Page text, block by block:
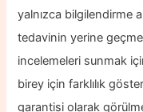
yalnızca bilgilendirme
tedavinin yerine
incelemeleri sunmak
birey için farklılık
garantisi olarak